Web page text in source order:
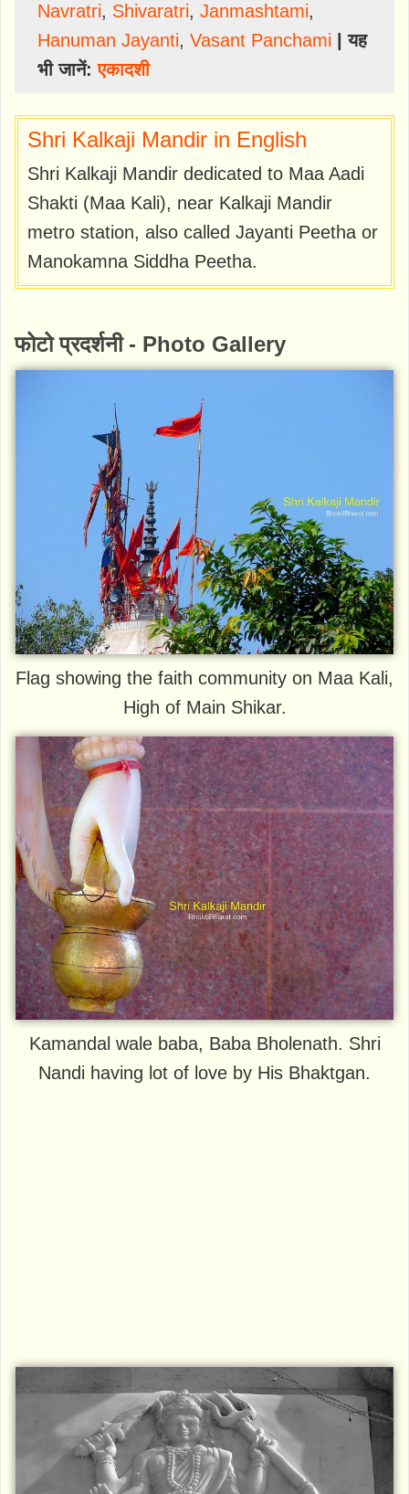
Navratri, Shivaratri, Janmashtami,
Hanuman Jayanti, Vasant Panchami | यह
भी जानें:एकादशी
Shri Kalkaji Mandir in English
Shri Kalkaji Mandir dedicated to Maa Aadi
Shakti (Maa Kali), near Kalkaji Mandir
metro station, also called Jayanti Peetha or
Manokamna Siddha Peetha.
फोटो प्रदर्शनी - Photo Gallery
Flag showing the faith community on Maa Kali,
High of Main Shikar.
Kamandal wale baba, Baba Bholenath. Shri
Nandi having lot of love by His Bhaktgan.